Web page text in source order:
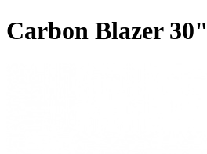
Carbon Blazer 30"